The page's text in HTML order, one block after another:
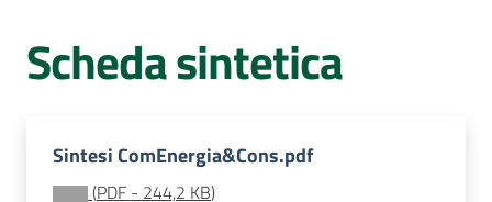
La
Rete
Scheda sintetica
Sintesi ComEnergia&Cons.pdf
(PDF - 244,2 KB)